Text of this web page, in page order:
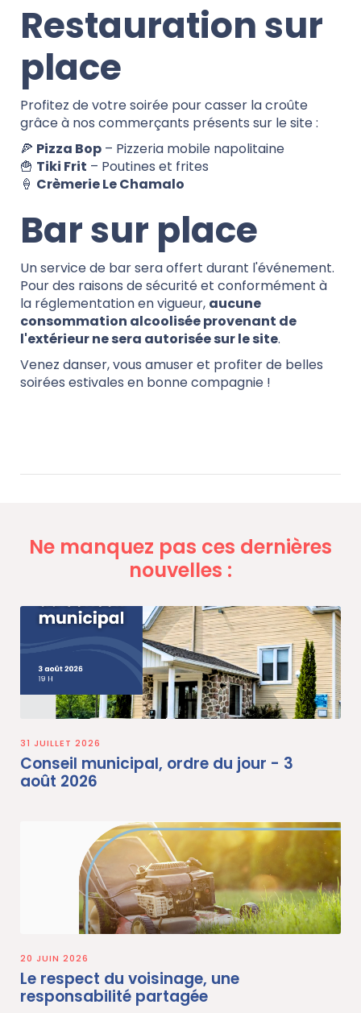
Restauration sur
place
Profitez de votre soirée pour casser la croûte
grâce à nos commerçants présents sur le site :
🍕 Pizza Bop – Pizzeria mobile napolitaine
🍟 Tiki Frit – Poutines et frites
🍦 Crèmerie Le Chamalo
Bar sur place
Un service de bar sera offert durant l'événement.
Pour des raisons de sécurité et conformément à
la réglementation en vigueur, aucune
consommation alcoolisée provenant de
l'extérieur ne sera autorisée sur le site.
Venez danser, vous amuser et profiter de belles
soirées estivales en bonne compagnie !
Ne manquez pas ces dernières
nouvelles :
31 JUILLET 2026
Conseil municipal, ordre du jour - 3
août 2026
20 JUIN 2026
Le respect du voisinage, une
responsabilité partagée